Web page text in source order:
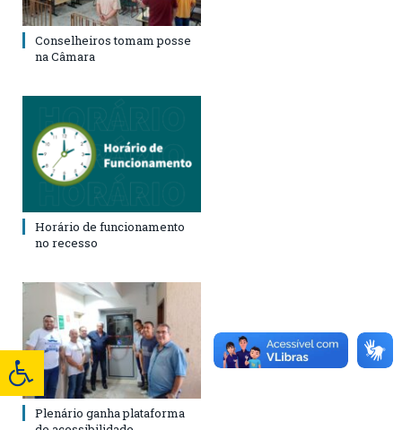
Conselheiros tomam posse
na Câmara
Horário de funcionamento
no recesso
Plenário ganha plataforma